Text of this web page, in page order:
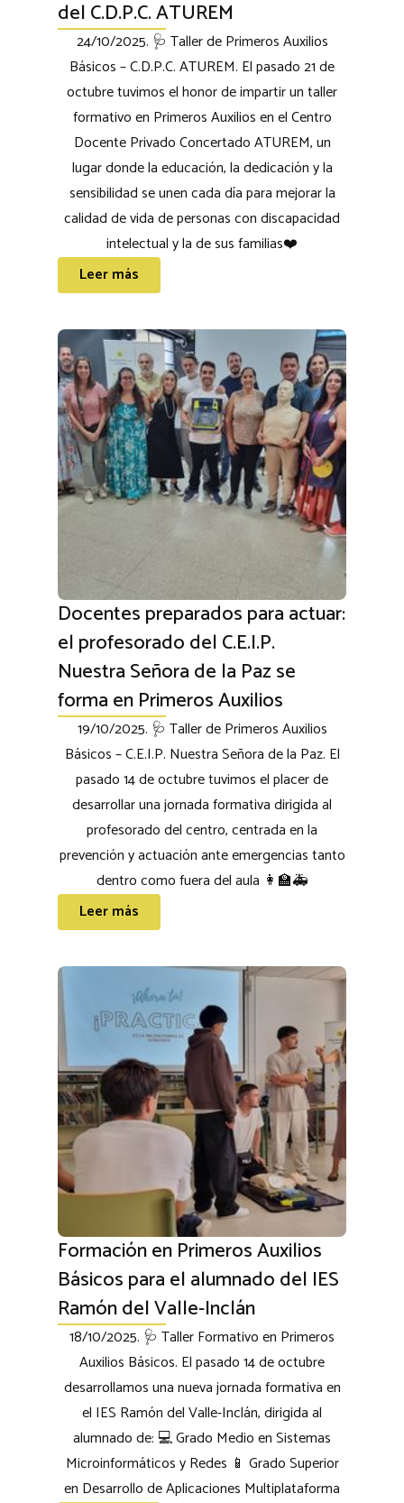
del C.D.P.C. ATUREM
24/10/2025. 🩺 Taller de Primeros Auxilios
Básicos – C.D.P.C. ATUREM. El pasado 21 de
octubre tuvimos el honor de impartir un taller
formativo en Primeros Auxilios en el Centro
Docente Privado Concertado ATUREM, un
lugar donde la educación, la dedicación y la
sensibilidad se unen cada día para mejorar la
calidad de vida de personas con discapacidad
intelectual y la de sus familias❤️
Leer más
Docentes preparados para actuar:
el profesorado del C.E.I.P.
Nuestra Señora de la Paz se
forma en Primeros Auxilios
19/10/2025. 🩺 Taller de Primeros Auxilios
Básicos – C.E.I.P. Nuestra Señora de la Paz. El
pasado 14 de octubre tuvimos el placer de
desarrollar una jornada formativa dirigida al
profesorado del centro, centrada en la
prevención y actuación ante emergencias tanto
dentro como fuera del aula 👩‍🏫🚑
Leer más
Formación en Primeros Auxilios
Básicos para el alumnado del IES
Ramón del Valle-Inclán
18/10/2025. 🩺 Taller Formativo en Primeros
Auxilios Básicos. El pasado 14 de octubre
desarrollamos una nueva jornada formativa en
el IES Ramón del Valle-Inclán, dirigida al
alumnado de: 💻 Grado Medio en Sistemas
Microinformáticos y Redes 📱 Grado Superior
en Desarrollo de Aplicaciones Multiplataforma